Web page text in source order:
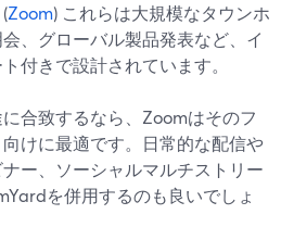
Zoom) これらは大規模なタウンホ
、グローバル製品発表など、イ
付きで設計されています。
合致するなら、Zoomはそのフ
けに最適です。日常的な配信や
ー、ソーシャルマルチストリー
を併用するのも良いでしょ